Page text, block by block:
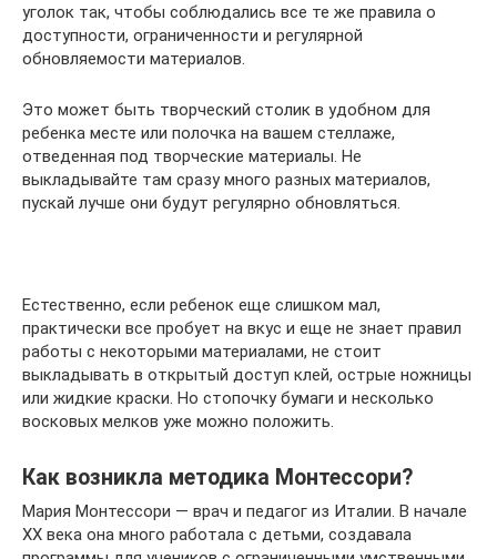
уголок так, чтобы соблюдались все те же правила о
доступности, ограниченности и регулярной
обновляемости материалов.
Это может быть творческий столик в удобном для
ребенка месте или полочка на вашем стеллаже,
отведенная под творческие материалы. Не
выкладывайте там сразу много разных материалов,
пускай лучше они будут регулярно обновляться.
Естественно, если ребенок еще слишком мал,
практически все пробует на вкус и еще не знает правил
работы с некоторыми материалами, не стоит
выкладывать в открытый доступ клей, острые ножницы
или жидкие краски. Но стопочку бумаги и несколько
восковых мелков уже можно положить.
Как возникла методика Монтессори?
Мария Монтессори — врач и педагог из Италии. В начале
XX века она много работала с детьми, создавала